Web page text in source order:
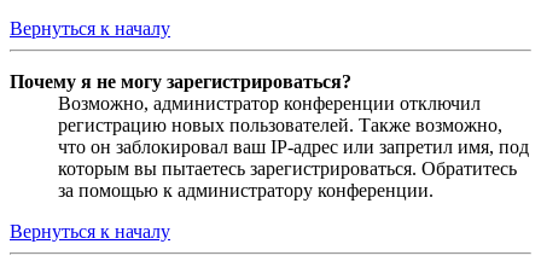
Вернуться к началу
Почему я не могу зарегистрироваться?
Возможно, администратор конференции отключил
регистрацию новых пользователей. Также возможно,
что он заблокировал ваш IP-адрес или запретил имя, под
которым вы пытаетесь зарегистрироваться. Обратитесь
за помощью к администратору конференции.
Вернуться к началу